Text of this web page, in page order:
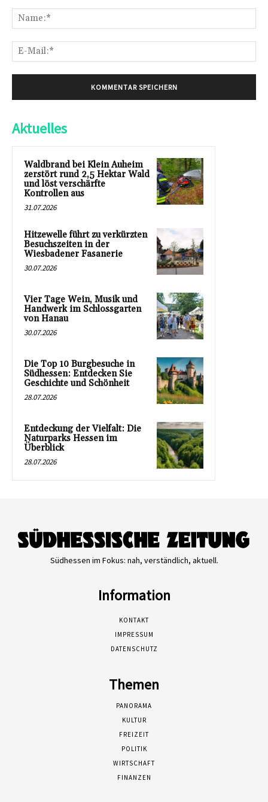
Aktuelles
Waldbrand bei Klein Auheim
zerstört rund 2,5 Hektar Wald
und löst verschärfte
Kontrollen aus
31.07.2026
Hitzewelle führt zu verkürzten
Besuchszeiten in der
Wiesbadener Fasanerie
30.07.2026
Vier Tage Wein, Musik und
Handwerk im Schlossgarten
von Hanau
30.07.2026
Die Top 10 Burgbesuche in
Südhessen: Entdecken Sie
Geschichte und Schönheit
28.07.2026
Entdeckung der Vielfalt: Die
Naturparks Hessen im
Überblick
28.07.2026
Südhessen im Fokus: nah, verständlich, aktuell.
Information
KONTAKT
IMPRESSUM
DATENSCHUTZ
Themen
PANORAMA
KULTUR
FREIZEIT
POLITIK
WIRTSCHAFT
FINANZEN